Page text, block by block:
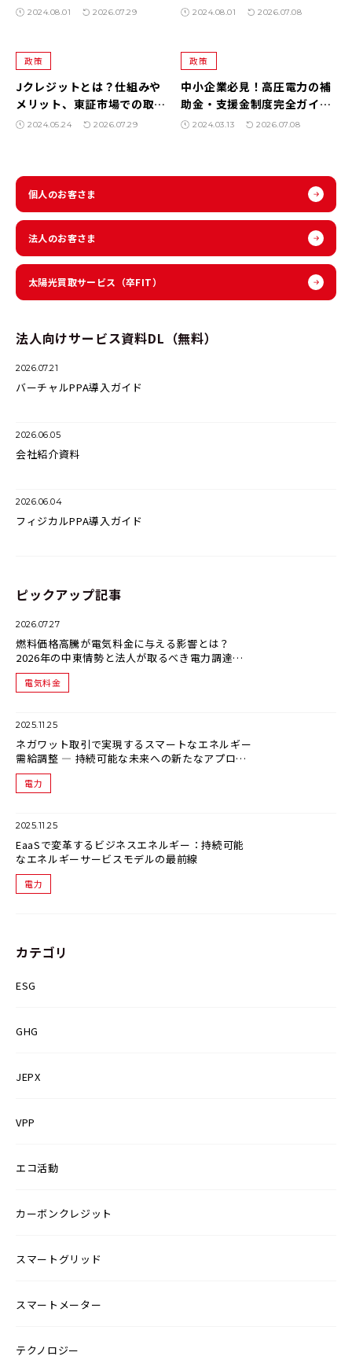
の取り組みまで
2024.08.01 2026.07.29
徹底解説
2024.08.01 2026.07.08
政策
Jクレジットとは？仕組みや
メリット、東証市場での取引
方法から最新の脱炭素トレン
2024.05.24 2026.07.29
政策
中小企業必見！高圧電力の補
助金・支援金制度完全ガイド
【2025年最新版】
2024.03.13 2026.07.08
個人のお客さま
法人のお客さま
太陽光買取サービス （卒FIT）
法人向けサービス資料DL（無料）
2026.07.21
バーチャルPPA導入ガイド
2026.06.05
会社紹介資料
2026.06.04
フィジカルPPA導入ガイド
ピックアップ記事
2026.07.27
燃料価格高騰が電気料金に与える影響とは？
2026年の中東情勢と法人が取るべき電力調達戦
略
電気料金
2025.11.25
ネガワット取引で実現するスマートなエネルギー
需給調整 ― 持続可能な未来への新たなアプロー
チ
電力
2025.11.25
EaaSで変革するビジネスエネルギー：持続可能
なエネルギーサービスモデルの最前線
電力
カテゴリ
ESG
GHG
JEPX
VPP
エコ活動
カーボンクレジット
スマートグリッド
スマートメーター
テクノロジー